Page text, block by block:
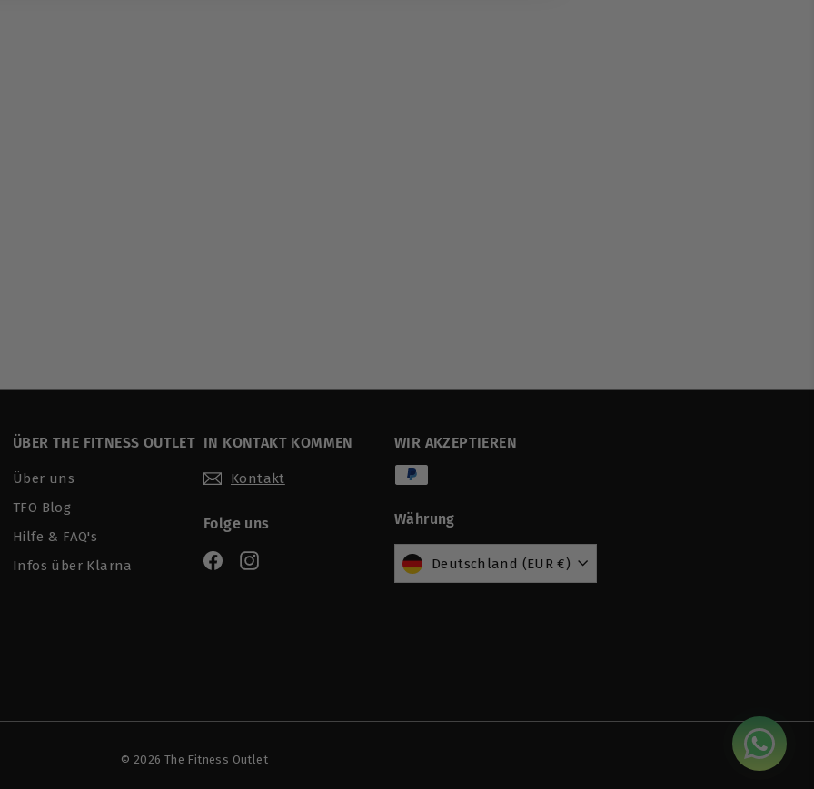
ÜBER THE FITNESS OUTLET
Über uns
TFO Blog
Hilfe & FAQ's
Infos über Klarna
IN KONTAKT KOMMEN
Kontakt
Folge uns
FacebookInstagram
WIR AKZEPTIEREN
Währung
Deutschland (EUR €)
© 2026 The Fitness Outlet